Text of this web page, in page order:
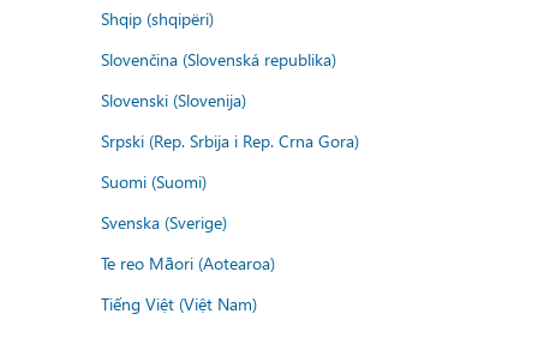
Shqip (shqipëri)
Slovenčina (Slovenská republika)
Slovenski (Slovenija)
Srpski (Rep. Srbija i Rep. Crna Gora)
Suomi (Suomi)
Svenska (Sverige)
Te reo Māori (Aotearoa)
Tiếng Việt (Việt Nam)